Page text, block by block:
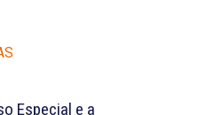
Especial e a